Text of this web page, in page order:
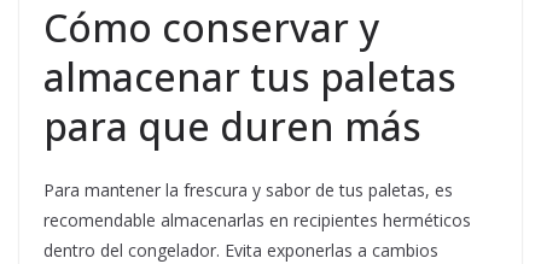
Cómo conservar y
almacenar tus paletas
para que duren más
Para mantener la frescura y sabor de tus paletas, es
recomendable almacenarlas en recipientes herméticos
dentro del congelador. Evita exponerlas a cambios